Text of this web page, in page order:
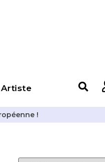
Artiste
!